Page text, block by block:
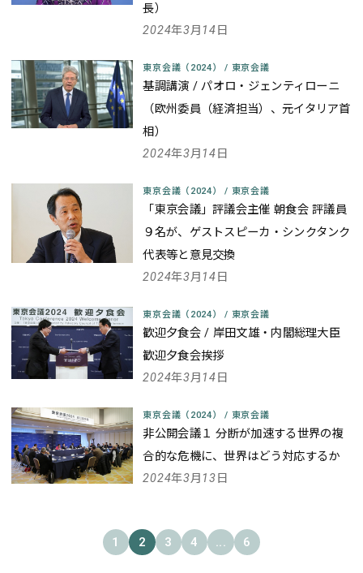
長）
2024年3月14日
東京会議（2024）/ 東京会議
基調講演 / パオロ・ジェンティローニ
（欧州委員（経済担当）、元イタリア首
相）
2024年3月14日
東京会議（2024）/ 東京会議
「東京会議」評議会主催 朝食会 評議員
９名が、ゲストスピーカ・シンクタンク
代表等と意見交換
2024年3月14日
東京会議（2024）/ 東京会議
歓迎夕食会 / 岸田文雄・内閣総理大臣
歓迎夕食会挨拶
2024年3月14日
東京会議（2024）/ 東京会議
非公開会議１ 分断が加速する世界の複
合的な危機に、世界はどう対応するか
2024年3月13日
1 2 3 4 ... 6